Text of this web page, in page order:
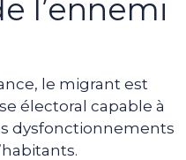
l’ennemi
le migrant est
électoral capable à
dysfonctionnements